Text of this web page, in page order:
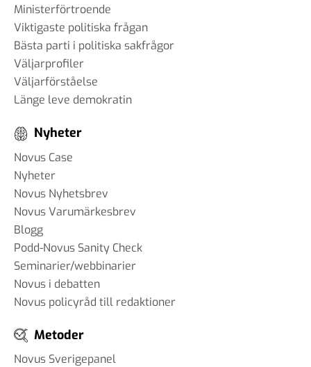
Ministerförtroende
Viktigaste politiska frågan
Bästa parti i politiska sakfrågor
Väljarprofiler
Väljarförståelse
Länge leve demokratin
Nyheter
Novus Case
Nyheter
Novus Nyhetsbrev
Novus Varumärkesbrev
Blogg
Podd-Novus Sanity Check
Seminarier/webbinarier
Novus i debatten
Novus policyråd till redaktioner
Metoder
Novus Sverigepanel